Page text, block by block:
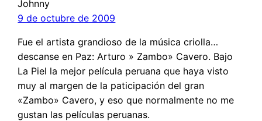
Johnny
9 de octubre de 2009
Fue el artista grandioso de la música criolla…
descanse en Paz: Arturo » Zambo» Cavero. Bajo
La Piel la mejor película peruana que haya visto
muy al margen de la paticipación del gran
«Zambo» Cavero, y eso que normalmente no me
gustan las películas peruanas.